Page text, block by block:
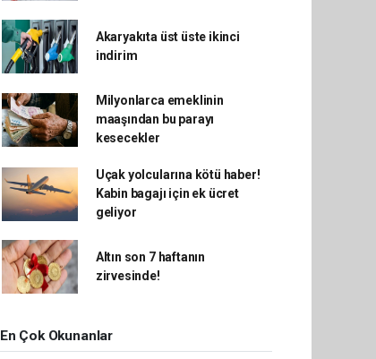
Akaryakıta üst üste ikinci
indirim
Milyonlarca emeklinin
maaşından bu parayı
kesecekler
Uçak yolcularına kötü haber!
Kabin bagajı için ek ücret
geliyor
Altın son 7 haftanın
zirvesinde!
En Çok Okunanlar